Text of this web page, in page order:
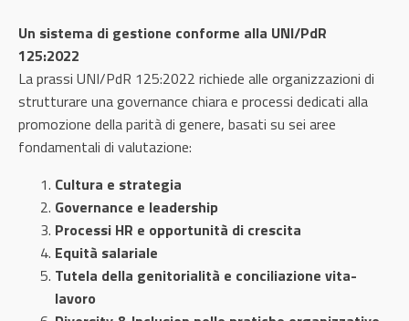
Un sistema di gestione conforme alla UNI/PdR
125:2022
La prassi UNI/PdR 125:2022 richiede alle organizzazioni di
strutturare una governance chiara e processi dedicati alla
promozione della parità di genere, basati su sei aree
fondamentali di valutazione:
Cultura e strategia
Governance e leadership
Processi HR e opportunità di crescita
Equità salariale
Tutela della genitorialità e conciliazione vita-
lavoro